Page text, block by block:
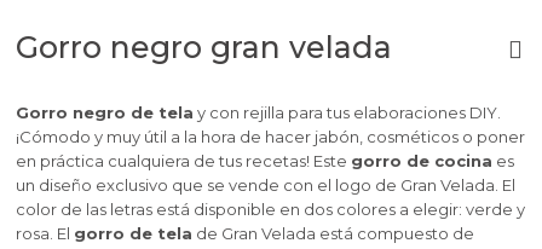
Gorro negro gran velada
Gorro negro de tela y con rejilla para tus elaboraciones DIY.
¡Cómodo y muy útil a la hora de hacer jabón, cosméticos o poner
en práctica cualquiera de tus recetas! Este gorro de cocina es
un diseño exclusivo que se vende con el logo de Gran Velada. El
color de las letras está disponible en dos colores a elegir: verde y
rosa. El gorro de tela de Gran Velada está compuesto de